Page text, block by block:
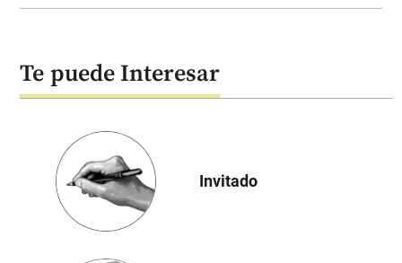
Te puede Interesar
Invitado